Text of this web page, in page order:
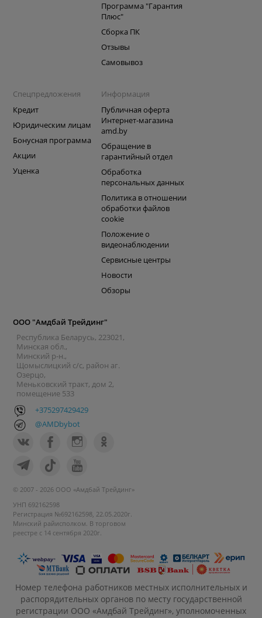
Программа "Гарантия
Плюс"
Сборка ПК
Отзывы
Самовывоз
Спецпредложения
Кредит
Юридическим лицам
Бонусная программа
Акции
Уценка
Информация
Публичная оферта
Интернет-магазина
amd.by
Обращение в
гарантийный отдел
Обработка
персональных данных
Политика в отношении
обработки файлов
cookie
Положение о
видеонаблюдении
Сервисные центры
Новости
Обзоры
ООО "Амдбай Трейдинг"
Республика Беларусь, 223021,
Минская обл.,
Минский р-н.,
Щомыслицкий с/с, район аг.
Озерцо,
Меньковский тракт, дом 2,
помещение 533
+375297429429
@AMDbybot
© 2007 - 2026 ООО «Амдбай Трейдинг»
УНП 692162598
Регистрация №692162598, 22.05.2020г.
Минский райисполком. В торговом
реестре с 14 сентября 2020г.
Номер телефона работников местных исполнительных и
распорядительных органов по месту государственной
регистрации ООО «Амдбай Трейдинг», уполномоченных